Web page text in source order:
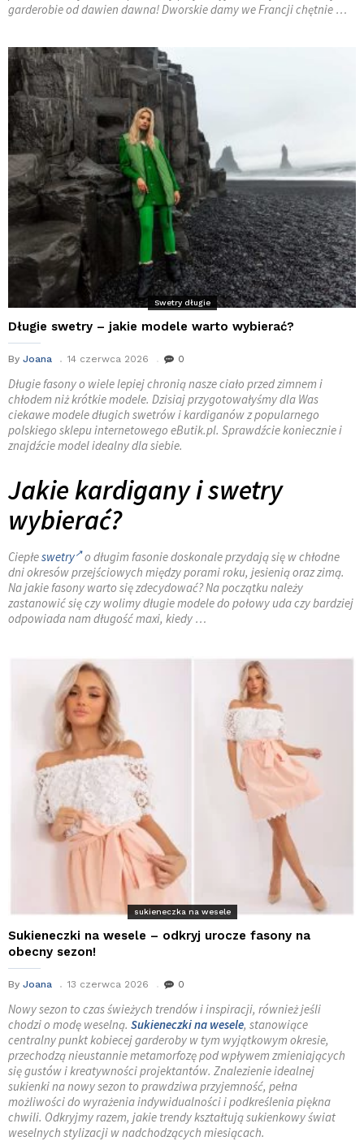
garderobie od dawien dawna! Dworskie damy we Francji chętnie …
Swetry długie
Długie swetry – jakie modele warto wybierać?
By Joana 14 czerwca 2026 0
Długie fasony o wiele lepiej chronią nasze ciało przed zimnem i
chłodem niż krótkie modele. Dzisiaj przygotowałyśmy dla Was
ciekawe modele długich swetrów i kardiganów z popularnego
polskiego sklepu internetowego eButik.pl. Sprawdźcie koniecznie i
znajdźcie model idealny dla siebie.
Jakie kardigany i swetry
wybierać?
Ciepłeswetry o długim fasonie doskonale przydają się w chłodne
dni okresów przejściowych między porami roku, jesienią oraz zimą.
Na jakie fasony warto się zdecydować? Na początku należy
zastanowić się czy wolimy długie modele do połowy uda czy bardziej
odpowiada nam długość maxi, kiedy …
sukieneczka na wesele
Sukieneczki na wesele – odkryj urocze fasony na
obecny sezon!
By Joana 13 czerwca 2026 0
Nowy sezon to czas świeżych trendów i inspiracji, również jeśli
chodzi o modę weselną. Sukieneczki na wesele, stanowiące
centralny punkt kobiecej garderoby w tym wyjątkowym okresie,
przechodzą nieustannie metamorfozę pod wpływem zmieniających
się gustów i kreatywności projektantów. Znalezienie idealnej
sukienki na nowy sezon to prawdziwa przyjemność, pełna
możliwości do wyrażenia indywidualności i podkreślenia piękna
chwili. Odkryjmy razem, jakie trendy kształtują sukienkowy świat
weselnych stylizacji w nadchodzących miesiącach.